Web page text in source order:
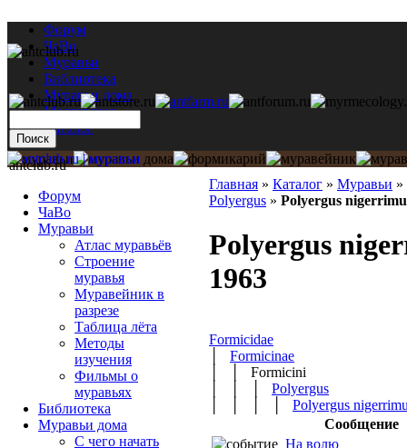
Форум
ЧаВо
Муравьи
Библиотека
Муравьи дома
Мастерская
Каталог
Главная » Каталог » Муравьи »
Polyergus » Polyergus
Polyergus
1963
Formicidae
Formicinae
│ │ Formicini
Polyergus
Polyergus
Сообщение
На волю
antclub.ru
Форум
ЧаВо
Муравьи
Атлас муравьёв
Строение
муравья
Муравейник в
разрезе
Таблица лёта
Методы
изучения
Фильмы о
муравьях
Библиотека
Муравьи дома
С чего начать